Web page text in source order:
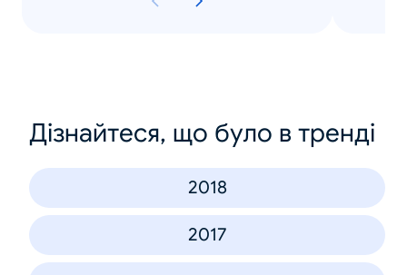
Дізнайтеся, що було в тренді
2018
2017